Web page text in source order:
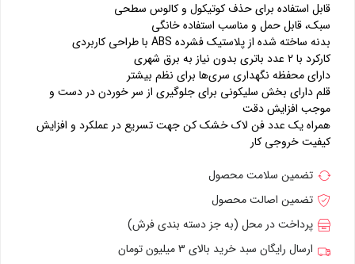
قابل استفاده برای حذف کوتیکول و کالوس سطحی
سبک، قابل حمل و مناسب استفاده خانگی
بدنه ساخته شده از پلاستیک فشرده ABS با طراحی کاربردی
کارکرد با 2 عدد باتری بدون نیاز به برق شهری
دارای محفظه نگهداری سری‌ها برای نظم بیشتر
قلم دارای بخش سلیکونی برای جلوگیری از سر خوردن در دست و
موجب افزایش دقت
همراه یک عدد فن لاک خشک کن جهت تسریع در عملکرد و افزایش
کیفیت خروجی کار
تضمین سلامت محصول
تضمین اصالت محصول
پرداخت در محل (به جز دسته بندی فرش)
ارسال رایگان سبد خرید بالای 3 میلیون تومان